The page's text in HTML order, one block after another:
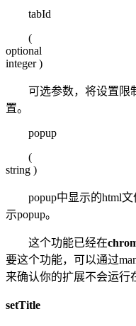
tabId
(
optional
integer)
可选参数，将设置限
置。
popup
(
string )
popup中显示的html
示popup。
这个功能已经在
要这个功能，可以通过
来确认你的扩展不会运行
setTitle